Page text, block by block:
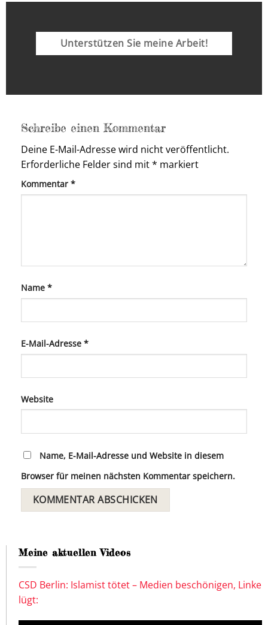
Unterstützen Sie meine Arbeit!
Schreibe einen Kommentar
Deine E-Mail-Adresse wird nicht veröffentlicht.
Erforderliche Felder sind mit* markiert
Kommentar *
Name *
E-Mail-Adresse *
Website
Name, E-Mail-Adresse und Website in diesem
Browser für meinen nächsten Kommentar speichern.
Meine aktuellen Videos
CSD Berlin: Islamist tötet – Medien beschönigen, Linke
lügt: